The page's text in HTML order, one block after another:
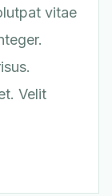
vitae
Velit